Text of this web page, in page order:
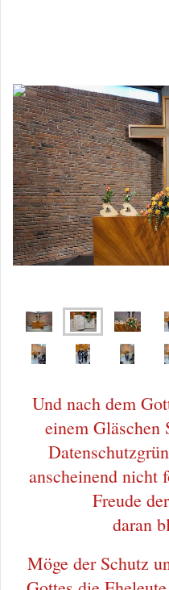
Und nach dem
einem Gläschen
anscheinend nicht
Freude
daran
Möge der Schutz